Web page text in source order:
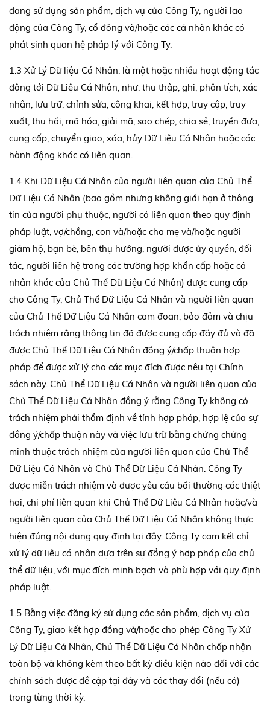
đang sử dụng sản phẩm, dịch vụ của Công Ty, người lao
động của Công Ty, cổ đông và/hoặc các cá nhân khác có
phát sinh quan hệ pháp lý với Công Ty.
1.3 Xử Lý Dữ liệu Cá Nhân: là một hoặc nhiều hoạt động tác
động tới Dữ Liệu Cá Nhân, như: thu thập, ghi, phân tích, xác
nhận, lưu trữ, chỉnh sửa, công khai, kết hợp, truy cập, truy
xuất, thu hồi, mã hóa, giải mã, sao chép, chia sẻ, truyền đưa,
cung cấp, chuyển giao, xóa, hủy Dữ Liệu Cá Nhân hoặc các
hành động khác có liên quan.
1.4 Khi Dữ Liệu Cá Nhân của người liên quan của Chủ Thể
Dữ Liệu Cá Nhân (bao gồm nhưng không giới hạn ở thông
tin của người phụ thuộc, người có liên quan theo quy định
pháp luật, vợ/chồng, con và/hoặc cha mẹ và/hoặc người
giám hộ, bạn bè, bên thụ hưởng, người được ủy quyền, đối
tác, người liên hệ trong các trường hợp khẩn cấp hoặc cá
nhân khác của Chủ Thể Dữ Liệu Cá Nhân) được cung cấp
cho Công Ty, Chủ Thể Dữ Liệu Cá Nhân và người liên quan
của Chủ Thể Dữ Liệu Cá Nhân cam đoan, bảo đảm và chịu
trách nhiệm rằng thông tin đã được cung cấp đầy đủ và đã
được Chủ Thể Dữ Liệu Cá Nhân đồng ý/chấp thuận hợp
pháp để được xử lý cho các mục đích được nêu tại Chính
sách này. Chủ Thể Dữ Liệu Cá Nhân và người liên quan của
Chủ Thể Dữ Liệu Cá Nhân đồng ý rằng Công Ty không có
trách nhiệm phải thẩm định về tính hợp pháp, hợp lệ của sự
đồng ý/chấp thuận này và việc lưu trữ bằng chứng chứng
minh thuộc trách nhiệm của người liên quan của Chủ Thể
Dữ Liệu Cá Nhân và Chủ Thể Dữ Liệu Cá Nhân. Công Ty
được miễn trách nhiệm và được yêu cầu bồi thường các thiệt
hại, chi phí liên quan khi Chủ Thể Dữ Liệu Cá Nhân hoặc/và
người liên quan của Chủ Thể Dữ Liệu Cá Nhân không thực
hiện đúng nội dung quy định tại đây. Công Ty cam kết chỉ
xử lý dữ liệu cá nhân dựa trên sự đồng ý hợp pháp của chủ
thể dữ liệu, với mục đích minh bạch và phù hợp với quy định
pháp luật.
1.5 Bằng việc đăng ký sử dụng các sản phẩm, dịch vụ của
Công Ty, giao kết hợp đồng và/hoặc cho phép Công Ty Xử
Lý Dữ Liệu Cá Nhân, Chủ Thể Dữ Liệu Cá Nhân chấp nhận
toàn bộ và không kèm theo bất kỳ điều kiện nào đối với các
chính sách được đề cập tại đây và các thay đổi (nếu có)
trong từng thời kỳ.